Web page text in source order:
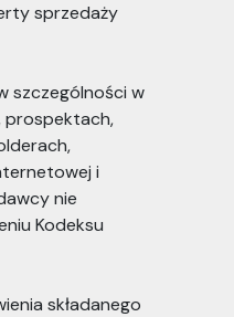
sprzedaży
szczególności w
prospektach,
i
nie
Kodeksu
składanego